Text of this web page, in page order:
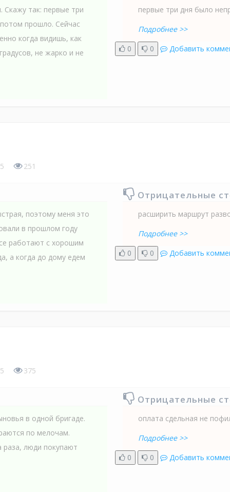
так: первые три
прошло. Сейчас
когда видишь, как
не жарко и не
первые три дня было
Подробнее >>
0
0 Добавить
251
поэтому меня это
в прошлом году
работают с хорошим
а когда до дому едем
Отрицательные
расширить маршрут
Подробнее >>
0
0 Добавить
375
в одной бригаде.
по мелочам.
раза, люди покупают
Отрицательные
оплата сдельная не
Подробнее >>
0
0 Добавить